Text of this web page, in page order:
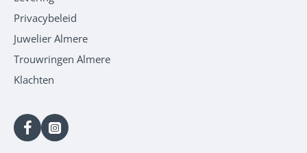
Privacybeleid
Juwelier Almere
Trouwringen Almere
Klachten